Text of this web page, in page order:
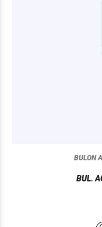
BULON
BUL.